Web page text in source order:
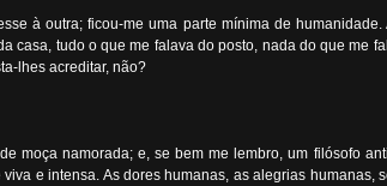
à outra; ficou-me uma parte mínima de
casa, tudo o que me falava do posto, nada do que me
lhes acreditar, não?
moça namorada; e, se bem me lembro, um filósofo
e intensa. As dores humanas, as alegrias humanas,